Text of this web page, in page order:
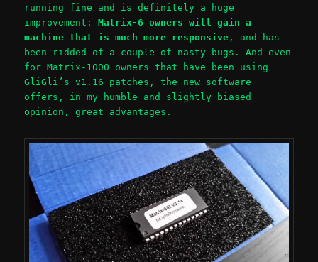
running fine and is definitely a huge
improvement:Matrix-6 owners will gain a
machine that is much more responsive , and has
been ridded of a couple of nasty bugs. And even
for Matrix-1000 owners that have been using
GliGli’s v1.16 patches, the new software
offers, in my humble and slightly biased
opinion, great advantages.